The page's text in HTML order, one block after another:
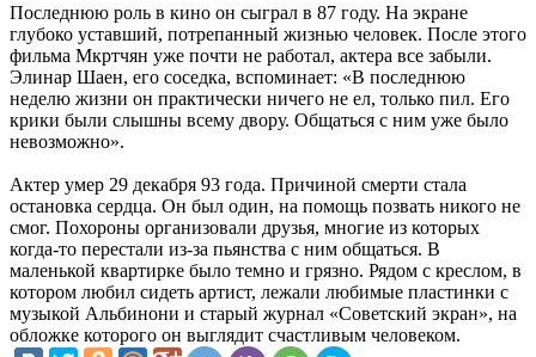
Последнюю роль в кино он сыграл в 87 году. На экране
глубоко уставший, потрепанный жизнью человек. После этого
фильма Мкртчян уже почти не работал, актера все забыли.
Элинар Шаен, его соседка, вспоминает: «В последнюю
неделю жизни он практически ничего не ел, только пил. Его
крики были слышны всему двору. Общаться с ним уже было
невозможно».
Актер умер 29 декабря 93 года. Причиной смерти стала
остановка сердца. Он был один, на помощь позвать никого не
смог. Похороны организовали друзья, многие из которых
когда-то перестали из-за пьянства с ним общаться. В
маленькой квартирке было темно и грязно. Рядом с креслом, в
котором любил сидеть артист, лежали любимые пластинки с
музыкой Альбинони и старый журнал «Советский экран», на
обложке которого он выглядит счастливым человеком.